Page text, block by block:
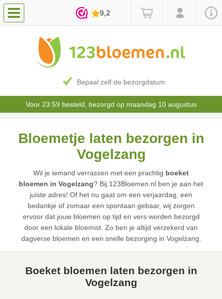
Bepaal zelf de bezorgdatum
Voor 23:59 besteld, bezorgd op maandag 10 augustus
Bloemetje laten bezorgen in
Vogelzang
Wil je iemand verrassen met een prachtig boeket
bloemen in Vogelzang? Bij 123Bloemen.nl ben je aan het
juiste adres! Of het nu gaat om een verjaardag, een
bedankje of zomaar een spontaan gebaar, wij zorgen
ervoor dat jouw bloemen op tijd en vers worden bezorgd
door een lokale bloemist. Zo ben je altijd verzekerd van
dagverse bloemen en een snelle bezorging in Vogelzang.
Boeket bloemen laten bezorgen in
Vogelzang